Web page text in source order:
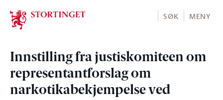
Stortinget.no
SØK MENY
Innstilling fra justiskomiteen om
representantforslag om
narkotikabekjempelse ved